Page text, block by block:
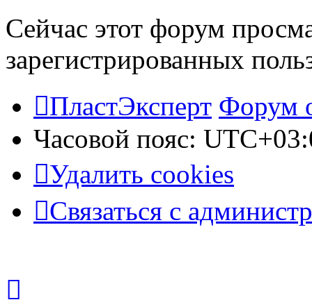
Сейчас этот форум
зарегистрированных
ПластЭксперт Форум
Часовой пояс:
Удалить cookies
Связаться с